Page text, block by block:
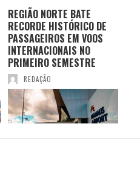
REGIÃO NORTE BATE
RECORDE HISTÓRICO DE
PASSAGEIROS EM VOOS
INTERNACIONAIS NO
PRIMEIRO SEMESTRE
REDAÇÃO